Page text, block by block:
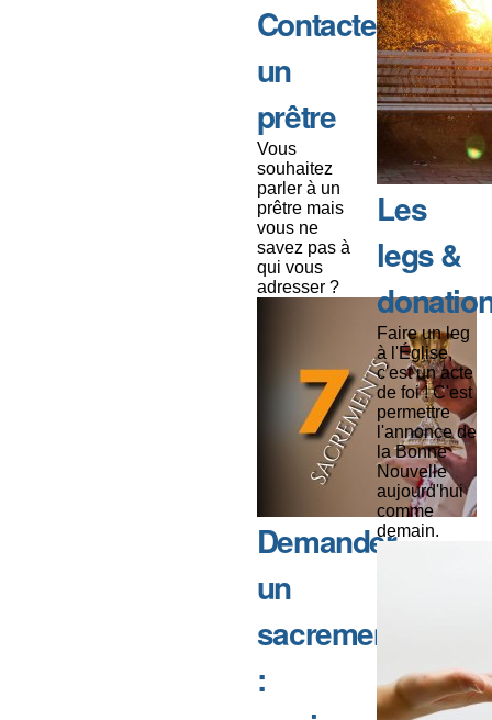
Contacter
un
prêtre
Vous
souhaitez
parler à un
prêtre mais
vous ne
savez pas à
qui vous
adresser ?
Demander
un
sacrement
:
Les
legs &
Faire un leg
à l'Église,
c'est un acte
de foi ! C'est
permettre
l'annonce de
la Bonne
Nouvelle
aujourd'hui
comme
demain.